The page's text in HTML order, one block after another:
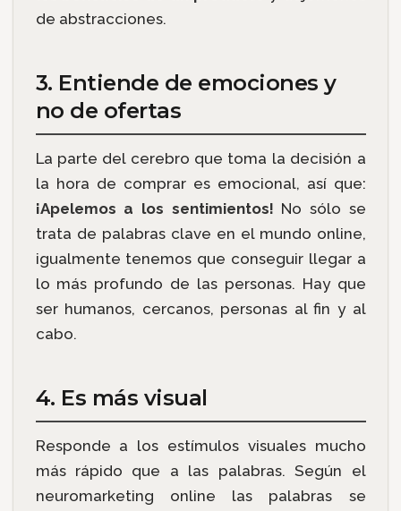
de abstracciones.
3. Entiende de emociones y
no de ofertas
La parte del cerebro que toma la decisión a
la hora de comprar es emocional, así que:
¡Apelemos a los sentimientos! No sólo se
trata de palabras clave en el mundo online,
igualmente tenemos que conseguir llegar a
lo más profundo de las personas. Hay que
ser humanos, cercanos, personas al fin y al
cabo.
4. Es más visual
Responde a los estímulos visuales mucho
más rápido que a las palabras. Según el
neuromarketing online las palabras se